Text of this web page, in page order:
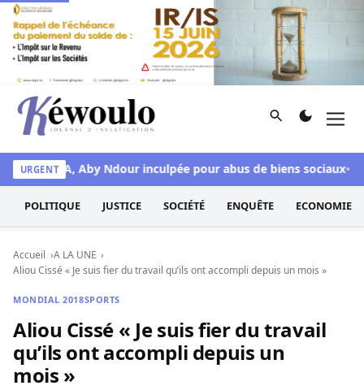
Aller au contenu
Kéwoulo, le premier site d'information et d'investigation
Rechercher
URGENT
F CFA, Aby Ndour inculpée pour abus de biens sociaux
POLITIQUE JUSTICE SOCIÉTÉ ENQUÊTE ECONOMIE
Accueil
A LA UNE
Aliou Cissé « Je suis fier du travail qu’ils ont accompli depuis un mois »
MONDIAL 2018SPORTS
Aliou Cissé « Je suis fier du travail
qu’ils ont accompli depuis un
mois »